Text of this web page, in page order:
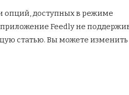
опций, доступных в режиме
Feedly не
статью. Вы можете изменить